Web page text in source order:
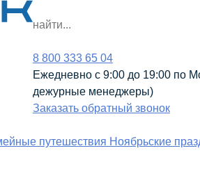
8 800 333 65 04
Ежедневно с 9:00 до 19:00 по
дежурные менеджеры)
Заказать обратный звонок
путешествия Ноябрьские